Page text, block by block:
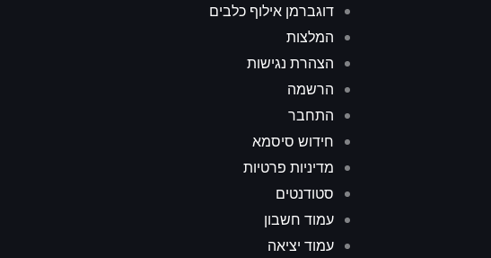
דוגברמן אילוף כלבים
המלצות
הצהרת נגישות
הרשמה
התחבר
חידוש סיסמא
מדיניות פרטיות
סטודנטים
עמוד חשבון
עמוד יציאה